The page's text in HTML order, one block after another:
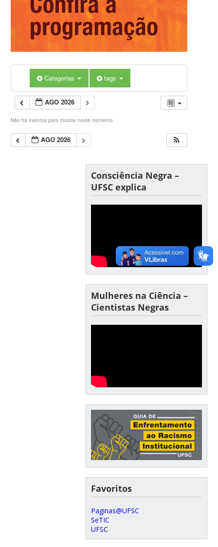
Categorias tags
AGO 2026
Não há eventos para mostrar neste momento.
AGO 2026
Consciência Negra –
UFSC explica
Mulheres na Ciência –
Cientistas Negras
Favoritos
Paginas@UFSC
SeTIC
UFSC